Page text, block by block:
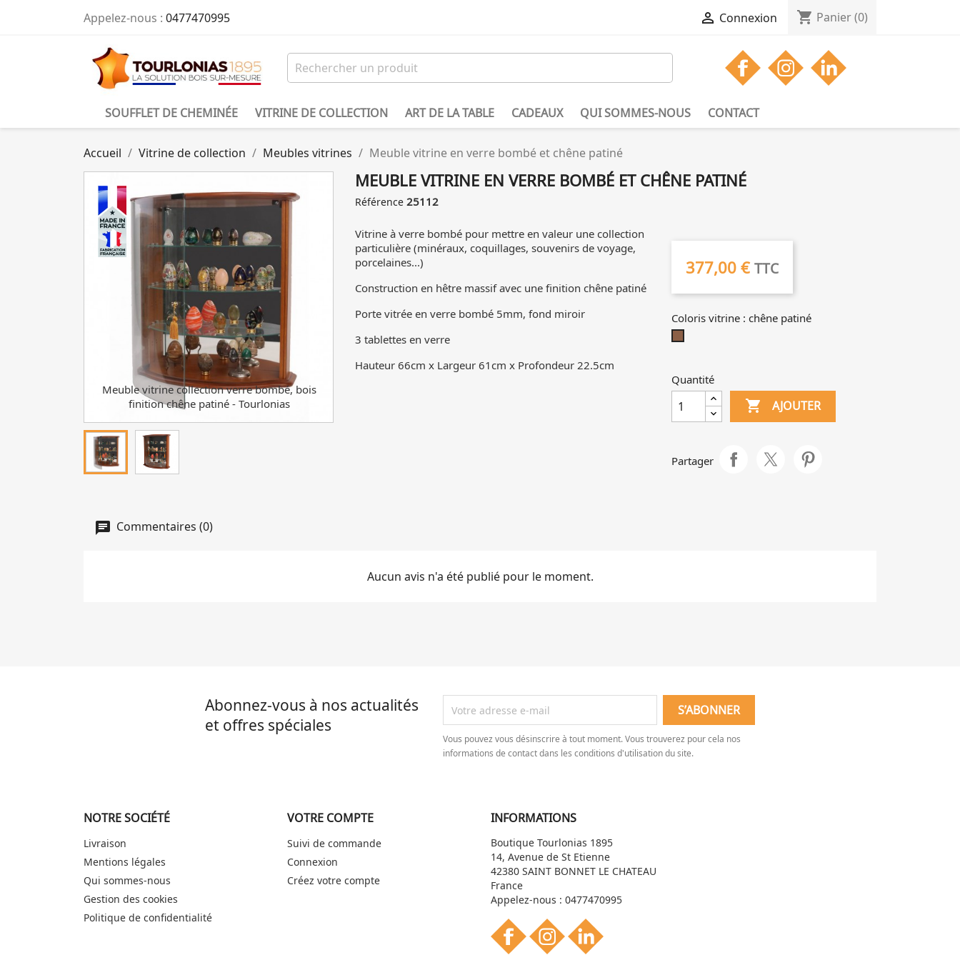
Appelez-nous : 0477470995  Connexion shopping_cart Panier(0)
SOUFFLET DE CHEMINÉE VITRINE DE COLLECTION ART DE LA TABLE CADEAUX QUI SOMMES-NOUS CONTACT
Accueil Vitrine de collection Meubles vitrines Meuble vitrine en verre bombé et chêne patiné
Meuble vitrine collection verre bombé, bois
finition chêne patiné - Tourlonias
Meuble vitrine collection verre bombé, bois
finition chêne patiné - Tourlonias
MEUBLE VITRINE EN VERRE BOMBÉ ET CHÊNE PATINÉ
Référence 25112
Vitrine à verre bombé pour mettre en valeur une collection
particulière (minéraux, coquillages, souvenirs de voyage,
porcelaines...)
Construction en hêtre massif avec une finition chêne patiné
Porte vitrée en verre bombé 5mm, fond miroir
3 tablettes en verre
Hauteur 66cm x Largeur 61cm x Profondeur 22.5cm
377,00 € TTC
Coloris vitrine : chêne patiné
Quantité
 AJOUTER
Partager
Commentaires (0)
Aucun avis n'a été publié pour le moment.
Abonnez-vous à nos actualités
et offres spéciales
Vous pouvez vous désinscrire à tout moment. Vous trouverez pour cela nos
informations de contact dans les conditions d'utilisation du site.
NOTRE SOCIÉTÉ
Livraison
Mentions légales
Qui sommes-nous
Gestion des cookies
Politique de confidentialité
VOTRE COMPTE
Suivi de commande
Connexion
Créez votre compte
INFORMATIONS
Boutique Tourlonias 1895
14, Avenue de St Etienne
42380 SAINT BONNET LE CHATEAU
France
Appelez-nous : 0477470995